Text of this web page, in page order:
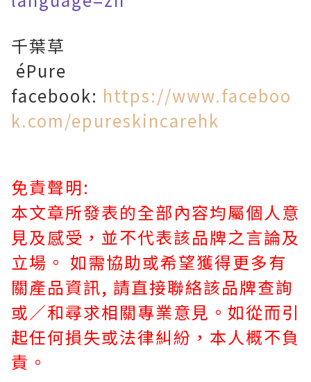
千葉草
éPure
facebook: https://www.faceboo
k.com/epureskincarehk
免責聲明:
本文章所發表的全部內容均屬個人意
見及感受，並不代表該品牌之言論及
立場。 如需協助或希望獲得更多有
關產品資訊, 請直接聯絡該品牌查詢
或∕和尋求相關專業意見。如從而引
起任何損失或法律糾紛，本人概不負
責。